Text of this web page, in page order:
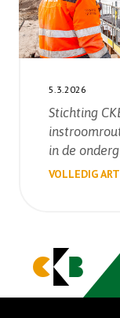
5.3.2026
Stichting
in de
VOLLEDIG